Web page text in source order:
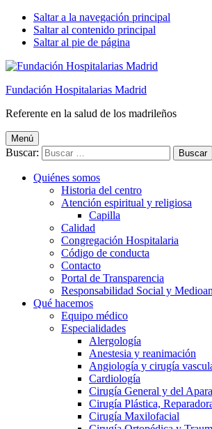
Saltar a la navegación principal
Saltar al contenido principal
Saltar al pie de página
Fundación Hospitalarias Madrid
Referente en la salud de los madrileños
Menú
Buscar:
Quiénes somos
Historia del centro
Atención espiritual y religiosa
Capilla
Calidad
Congregación Hospitalaria
Código de conducta
Contacto
Portal de Transparencia
Responsabilidad Social y
Qué hacemos
Equipo médico
Especialidades
Alergología
Anestesia y reanimación
Angiología y cirugía
Cardiología
Cirugía General y del
Cirugía Plástica,
Cirugía Maxilofacial